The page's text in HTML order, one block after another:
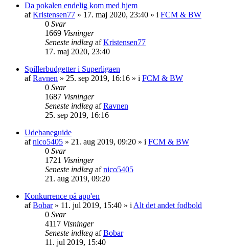
Da pokalen endelig kom med hjem
afKristensen77 » 17. maj 2020, 23:40 » i FCM & BW
0 Svar
1669 Visninger
Seneste indlæg afKristensen77
17. maj 2020, 23:40
Spillerbudgetter i Superligaen
afRavnen » 25. sep 2019, 16:16 » i FCM & BW
0 Svar
1687 Visninger
Seneste indlæg afRavnen
25. sep 2019, 16:16
Udebaneguide
afnico5405 » 21. aug 2019, 09:20 » i FCM & BW
0 Svar
1721 Visninger
Seneste indlæg afnico5405
21. aug 2019, 09:20
Konkurrence på app'en
afBobar» 11. jul 2019, 15:40 » i Alt det andet fodbold
0 Svar
4117 Visninger
Seneste indlæg afBobar
11. jul 2019, 15:40